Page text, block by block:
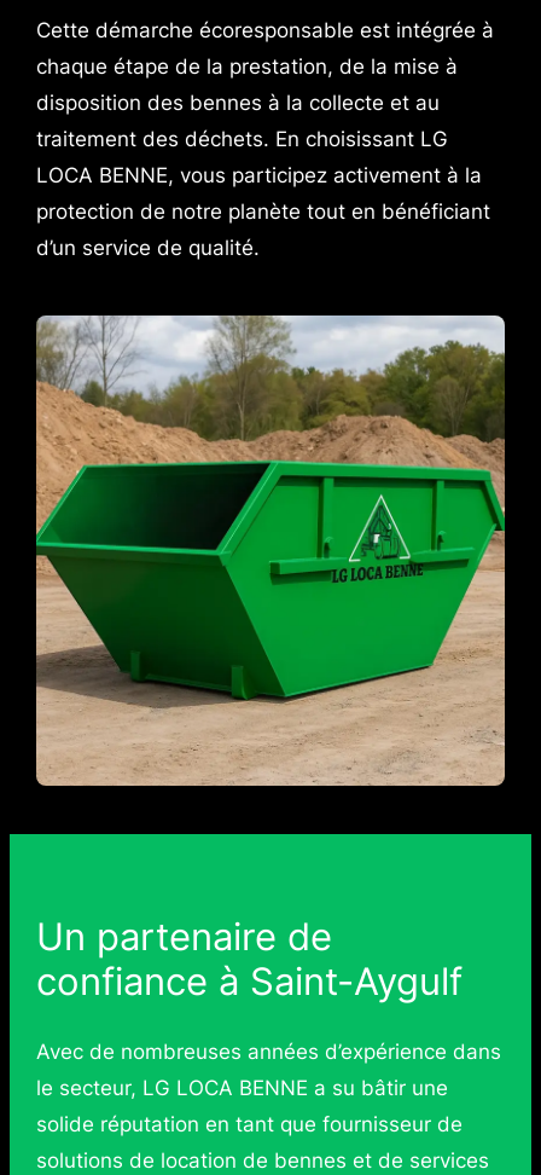
Cette démarche écoresponsable est intégrée à
chaque étape de la prestation, de la mise à
disposition des bennes à la collecte et au
traitement des déchets. En choisissant LG
LOCA BENNE, vous participez activement à la
protection de notre planète tout en bénéficiant
d’un service de qualité.
Un partenaire de
confiance à Saint-Aygulf
Avec de nombreuses années d’expérience dans
le secteur, LG LOCA BENNE a su bâtir une
solide réputation en tant que fournisseur de
solutions de location de bennes et de services